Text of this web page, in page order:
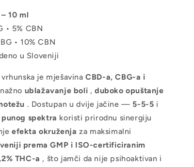
10 ml
• 5% CBN
• 10% CBN
u Sloveniji
vrhunska je mješavinaCBD-a, CBG-a i
ublažavanje boli ,duboko opuštanje
. Dostupan u dvije jačine — 5-5-5 i
spektra koristi prirodnu sinergiju
efekta okruženja za maksimalni
prema GMP i ISO-certificiranim
THC-a , što jamči da nije psihoaktivan i